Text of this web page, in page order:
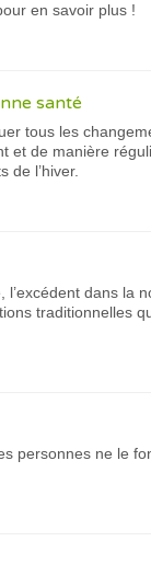
en savoir plus !
santé
tous les
et de manière
de l’hiver.
l’excédent dans
traditionnelles
personnes ne le